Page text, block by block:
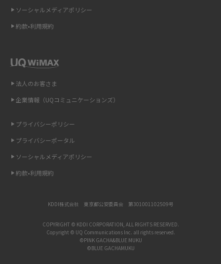
リプライ機能とは？LINE、X（旧Twitter）、Instagram、TikTokで送る方法
インスタのDMの送り方は？便利機能の使い方や注意点をわかりやすく解説
Bluetooth®とは？Wi-Fiとの違いやスマホ・PCとの接続方法を解説
紹介
方法を詳しく解説
着信拒否とは？設定方法やブロックした番号の確認方法を解説
ソーシャルメディアポリシー
約款•利用規約
法人のお客さま
企業情報（UQコミュニケーションズ）
プライバシーポリシー
プライバシーポータル
ソーシャルメディアポリシー
約款•利用規約
KDDI株式会社 東京都公安委員会 第301001102509号
COPYRIGHT © KDDI CORPORATION, ALL RIGHTS RESERVED.
Copyright © UQ Communications Inc. all rights reserved.
©PINK GACHA&BLUE MUKU
©BLUE GACHAMUKU